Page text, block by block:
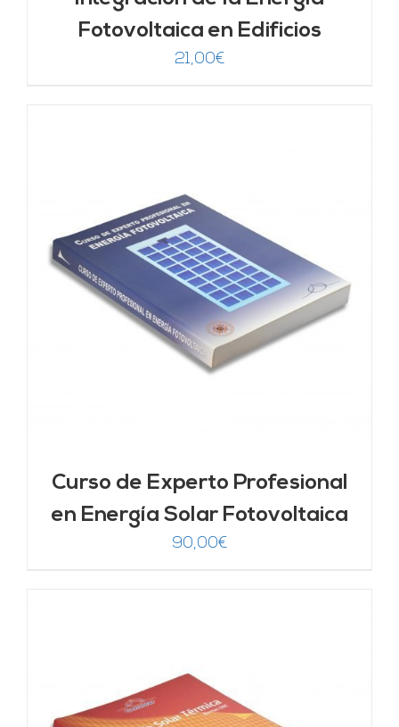
Fotovoltaica en Edificios
21,00€
Curso de Experto Profesional
en Energía Solar Fotovoltaica
90,00€